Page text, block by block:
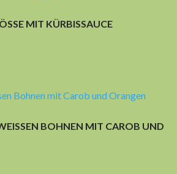
MIT KÜRBISSAUCE
BOHNEN MIT CAROB UND